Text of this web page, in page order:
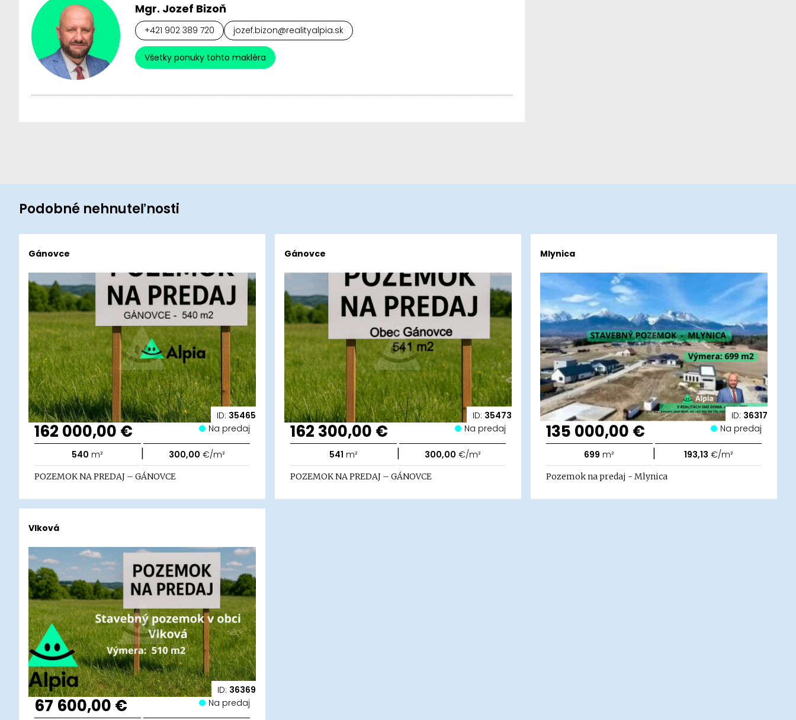
Mgr. Jozef Bizoň
+421 902 389 720 jozef.bizon@realityalpia.sk
Všetky ponuky tohto makléra
Podobné nehnuteľnosti
ID: 35465
Gánovce
162 000,00 € Na predaj
540 m² | 300,00 €/m²
POZEMOK NA PREDAJ – GÁNOVCE
ID: 35473
Gánovce
162 300,00 € Na predaj
541 m² | 300,00 €/m²
POZEMOK NA PREDAJ – GÁNOVCE
ID: 36317
Mlynica
135 000,00 € Na predaj
699 m² | 193,13 €/m²
Pozemok na predaj - Mlynica
ID: 36369
Vlková
67 600,00 € Na predaj